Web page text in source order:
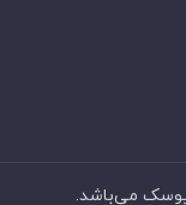
می‌باشد.